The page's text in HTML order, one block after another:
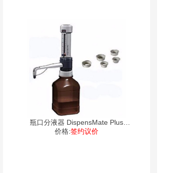
瓶口分液器 DispensMate Plus
73110
价格:签约议价